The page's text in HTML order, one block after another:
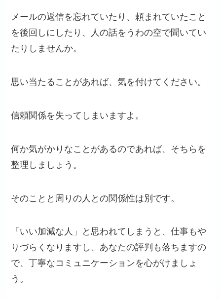
メールの返信を忘れていたり、頼まれていたこと
を後回しにしたり、人の話をうわの空で聞いてい
たりしませんか。
思い当たることがあれば、気を付けてください。
信頼関係を失ってしまいますよ。
何か気がかりなことがあるのであれば、そちらを
整理しましょう。
そのことと周りの人との関係性は別です。
「いい加減な人」と思われてしまうと、仕事もや
りづらくなりますし、あなたの評判も落ちますの
で、丁寧なコミュニケーションを心がけましょ
う。